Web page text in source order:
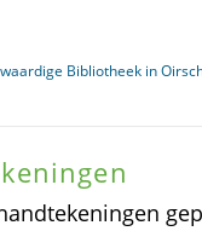
Bibliotheek in